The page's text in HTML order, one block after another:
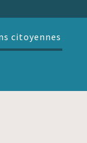
citoyennes